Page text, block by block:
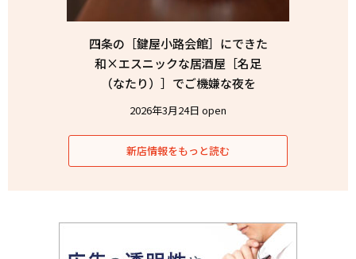
四条の［鍵屋小路会館］にできた
和×エスニックな居酒屋［名足
（なたり）］でご機嫌な夜を
2026年3月24日 open
新店情報をもっと読む